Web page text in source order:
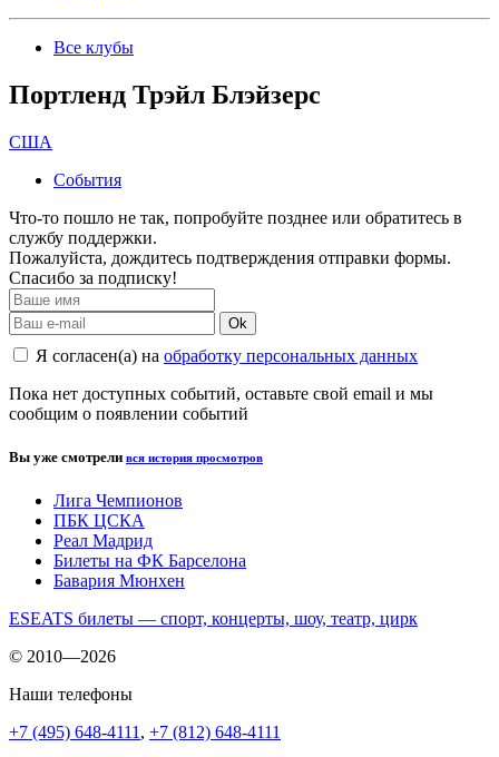
Все клубы
Портленд Трэйл Блэйзерс
США
События
Что-то пошло не так, попробуйте позднее или обратитесь в
службу поддержки.
Пожалуйста, дождитесь подтверждения отправки формы.
Спасибо за подписку!
Ok
Я согласен(а) на обработку персональных данных
Пока нет доступных событий, оставьте свой email и мы
сообщим о появлении событий
Вы уже смотрели вся история просмотров
Лига Чемпионов
ПБК ЦСКА
Реал Мадрид
Билеты на ФК Барселона
Бавария Мюнхен
ESEATS билеты — спорт, концерты, шоу, театр, цирк
© 2010—2026
Наши телефоны
+7 (495) 648-4111 , +7 (812) 648-4111